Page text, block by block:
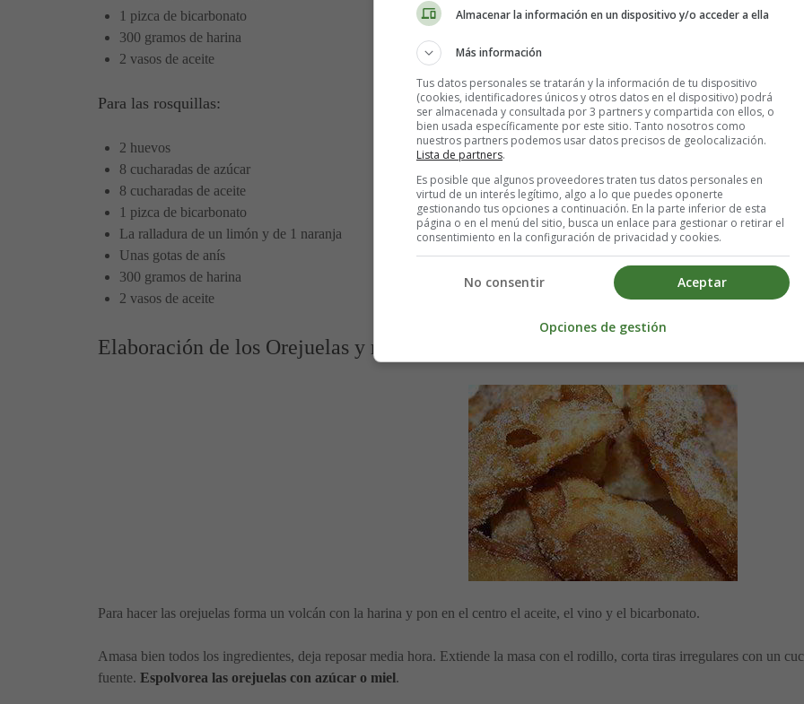
1 pizca de bicarbonato
300 gramos de harina
2 vasos de aceite
Para las rosquillas:
2 huevos
8 cucharadas de azúcar
8 cucharadas de aceite
1 pizca de bicarbonato
La ralladura de un limón y de 1 naranja
Unas gotas de anís
300 gramos de harina
2 vasos de aceite
Elaboración de los Orejuelas y rosquillas fritas:
Para hacer las orejuelas forma un volcán con la harina y pon en el centro el aceite, el vino y el bicarbonato.
Amasa bien todos los ingredientes, deja reposar media hora. Extiende la masa con el rodillo, corta tiras irregulares con un
fuente. Espolvorea las orejuelas con azúcar o miel.
Almacenar la información en un dispositivo y/o acceder a ella
Más información
Tus datos personales se tratarán y la información de tu dispositivo
(cookies, identificadores únicos y otros datos en el dispositivo) podrá
ser almacenada y consultada por 3 partners y compartida con ellos, o
bien usada específicamente por este sitio. Tanto nosotros como
nuestros partners podemos usar datos precisos de geolocalización.
Lista de partners.
Es posible que algunos proveedores traten tus datos personales en
virtud de un interés legítimo, algo a lo que puedes oponerte
gestionando tus opciones a continuación. En la parte inferior de esta
página o en el menú del sitio, busca un enlace para gestionar o retirar el
consentimiento en la configuración de privacidad y cookies.
Aceptar
No consentir
Opciones de gestión